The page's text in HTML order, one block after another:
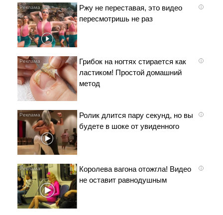
i
Ржу не переставая, это видео
пересмотришь не раз
i
Грибок на ногтях стирается как
ластиком! Простой домашний
метод
i
Ролик длится пару секунд, но вы
будете в шоке от увиденного
i
Королева вагона отожгла! Видео
не оставит равнодушным